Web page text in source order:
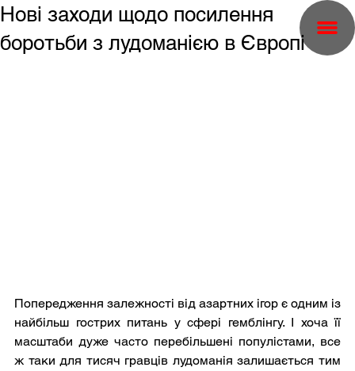
Нові заходи щодо посилення
боротьби з лудоманією в Європі
Попередження залежності від азартних ігор є одним із
найбільш гострих питань у сфері гемблінгу. І хоча її
масштаби дуже часто перебільшені популістами, все
ж таки для тисяч гравців лудоманія залишається тим